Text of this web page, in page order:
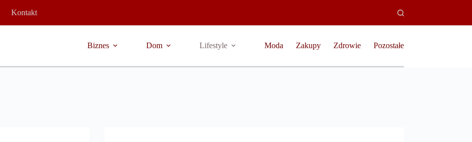
Kontakt
Biznes Dom Lifestyle Moda Zakupy Zdrowie Pozostałe